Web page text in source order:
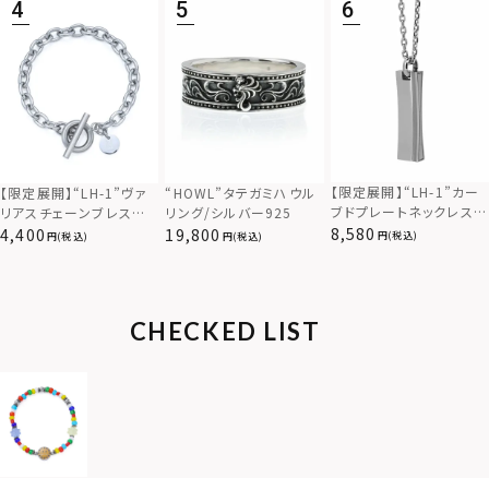
【限定展開】“LH-1”ヴァ
リアスチェーンブレスレッ
ト/アズキ/サージカルス
4,400 (税込)
“HOWL”タテガミハウル
リング/シルバー925
19,800 (税込)
【限定展開】“LH-1”カー
ブドプレートネックレス/
サージカルステンレス（金
8,580 (税込)
CHECKED LIST